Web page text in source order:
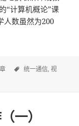
“计算机概论”课
人数虽然为200
统一通信 视
一）